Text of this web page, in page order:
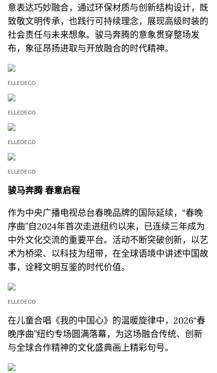
意表达巧妙融合，通过环保材质与创新结构设计，既
致敬文明传承，也践行可持续理念，展现高级时装的
社会责任与未来想象。骏马奔腾的意象贯穿整场发
布，象征昂扬进取与开放融合的时代精神。
ELLEDECO
ELLEDECO
ELLEDECO
ELLEDECO
骏马奔腾 春意启程
作为中央广播电视总台春晚品牌的国际延续，“春晚
序曲”自2024年首次走进纽约以来，已连续三年成为
中外文化交流的重要平台。活动不断突破创新，以艺
术为桥梁、以科技为纽带，在全球语境中讲述中国故
事，诠释文明互鉴的时代价值。
ELLEDECO
在儿童合唱《我的中国心》的温暖旋律中，2026“春
晚序曲”纽约专场圆满落幕，为这场融合传统、创新
与全球合作精神的文化盛典画上精彩句号。